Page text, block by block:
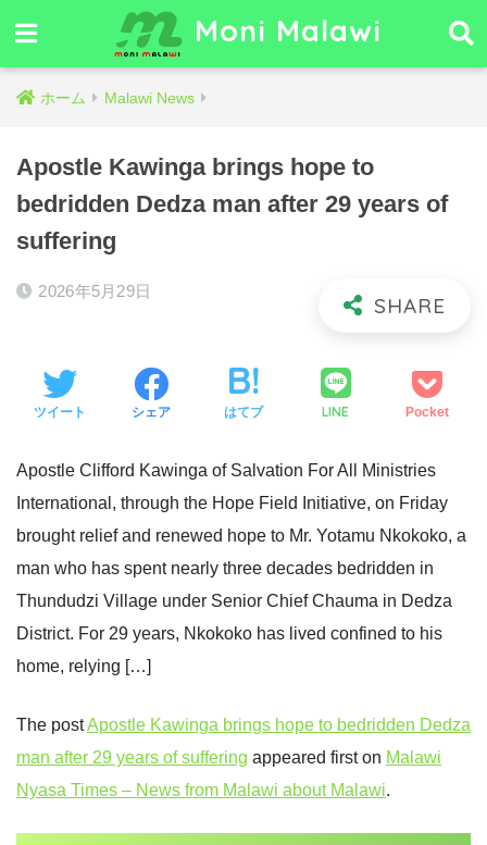
Moni Malawi
ホーム Malawi News
Apostle Kawinga brings hope to
bedridden Dedza man after 29 years of
suffering
2026年5月29日
ツイート シェア はてブ LINE Pocket
Apostle Clifford Kawinga of Salvation For All Ministries
International, through the Hope Field Initiative, on Friday
brought relief and renewed hope to Mr. Yotamu Nkokoko, a
man who has spent nearly three decades bedridden in
Thundudzi Village under Senior Chief Chauma in Dedza
District. For 29 years, Nkokoko has lived confined to his
home, relying […]
The postApostle Kawinga brings hope to bedridden Dedza
man after 29 years of suffering appeared first on Malawi
Nyasa Times – News from Malawi about Malawi.